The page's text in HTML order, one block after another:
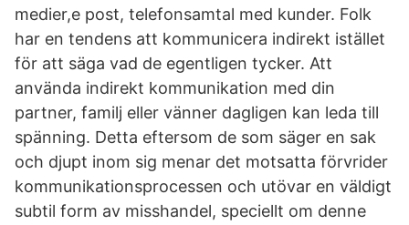
medier,e post, telefonsamtal med kunder. Folk
har en tendens att kommunicera indirekt istället
för att säga vad de egentligen tycker. Att
använda indirekt kommunikation med din
partner, familj eller vänner dagligen kan leda till
spänning. Detta eftersom de som säger en sak
och djupt inom sig menar det motsatta förvrider
kommunikationsprocessen och utövar en väldigt
subtil form av misshandel, speciellt om denne